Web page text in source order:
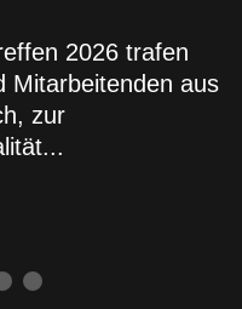
2026 trafen
Mitarbeitenden aus
zur